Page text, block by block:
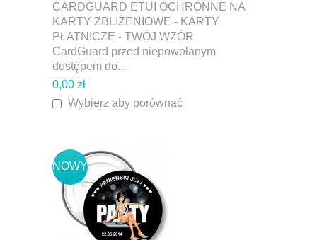
CARDGUARD ETUI OCHRONNE NA
KARTY ZBLIŻENIOWE - KARTY
PŁATNICZE - TWÓJ WZÓR
CardGuard przed niepowołanym
dostępem do...
0,00 zł
Wybierz aby porównać
NOWY